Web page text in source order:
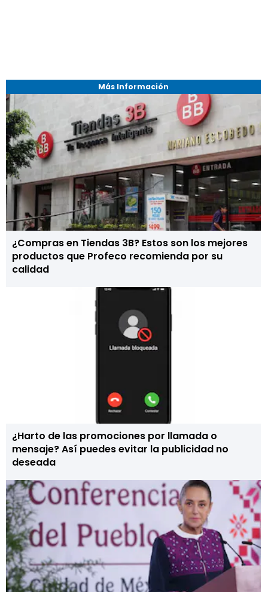
Más Información
¿Compras en Tiendas 3B? Estos son los mejores
productos que Profeco recomienda por su
calidad
¿Harto de las promociones por llamada o
mensaje? Así puedes evitar la publicidad no
deseada